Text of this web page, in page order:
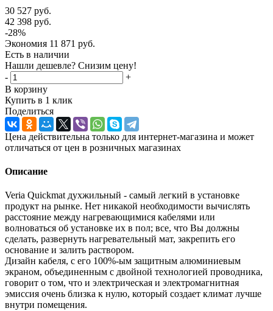
30 527 руб.
42 398 руб.
-28%
Экономия 11 871 руб.
Есть в наличии
Нашли дешевле? Снизим цену!
-
+
В корзину
Купить в 1 клик
Поделиться
Цена действительна только для интернет-магазина и может
отличаться от цен в розничных магазинах
Описание
Veria Quickmat духжильный - самый легкий в установке
продукт на рынке. Нет никакой необходимости вычислять
расстояние между нагревающимися кабелями или
волноваться об установке их в пол; все, что Вы должны
сделать, развернуть нагревательный мат, закрепить его
основание и залить раствором.
Дизайн кабеля, с его 100%-ым защитным алюминиевым
экраном, объединенным с двойной технологией проводника,
говорит о том, что и электрическая и электромагнитная
эмиссия очень близка к нулю, который создает климат лучше
внутри помещения.